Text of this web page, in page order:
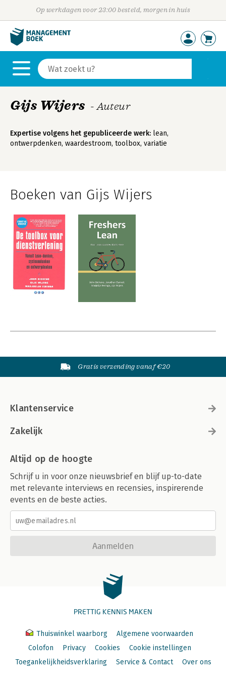
Op werkdagen voor 23:00 besteld, morgen in huis
Gijs Wijers - Auteur
Expertise volgens het gepubliceerde werk: lean,
ontwerpdenken, waardestroom, toolbox, variatie
Boeken van Gijs Wijers
Gratis verzending vanaf €20
Klantenservice
Zakelijk
Altijd op de hoogte
Schrijf u in voor onze nieuwsbrief en blijf up-to-date
met relevante interviews en recensies, inspirerende
events en de beste acties.
Aanmelden
PRETTIG KENNIS MAKEN
Thuiswinkel waarborg
Algemene voorwaarden
Colofon
Privacy Cookies
Cookie instellingen
Toegankelijkheidsverklaring
Service & Contact Over ons